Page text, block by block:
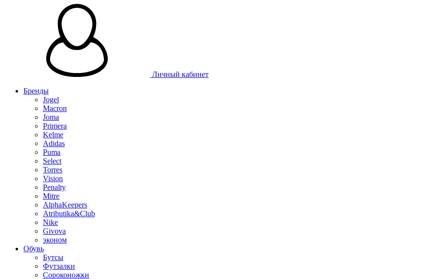
Личный кабинет
Бренды
Jogel
Macron
Joma
Primera
Kelme
Adidas
Puma
Select
Torres
Vision
Penalty
Mitre
AlphaKeepers
Atributika&Club
Nike
Givova
эконом
Обувь
Бутсы
Футзалки
Сороконожки